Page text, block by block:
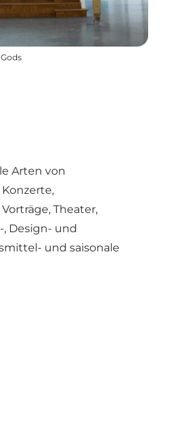
Arten von
Theater,
, Design- und
und saisonale